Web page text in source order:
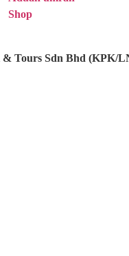
Shop
Tours Sdn Bhd (KPK/